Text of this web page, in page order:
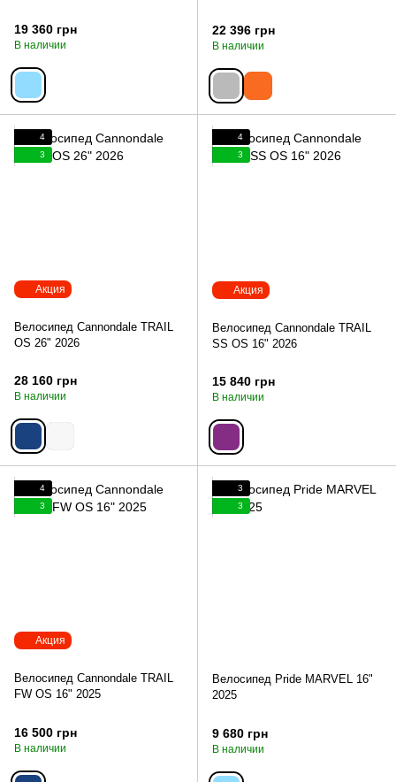
19 360 грн
В наличии
22 396 грн
В наличии
Акция
4
3
Велосипед Cannondale TRAIL
OS 26" 2026
28 160 грн
В наличии
Акция
4
3
Велосипед Cannondale TRAIL
SS OS 16" 2026
15 840 грн
В наличии
Акция
4
3
Велосипед Cannondale TRAIL
FW OS 16" 2025
16 500 грн
В наличии
3
3
Велосипед Pride MARVEL 16"
2025
9 680 грн
В наличии